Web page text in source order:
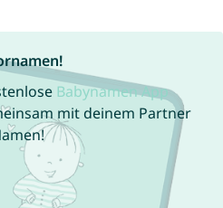
Babynamen App
mit deinem Partner